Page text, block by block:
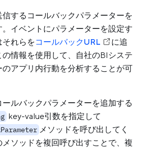
するコールバックパラメーターを
イベントにパラメーターを設定す
それらをコールバックURL
に追
の情報を使用して、自社のBIシステ
のアプリ内行動を分析することが可
ールバックパラメーターを追加する
key-value引数を指定して
メソッドを呼び出してく
メソッドを複回呼び出すことで、複